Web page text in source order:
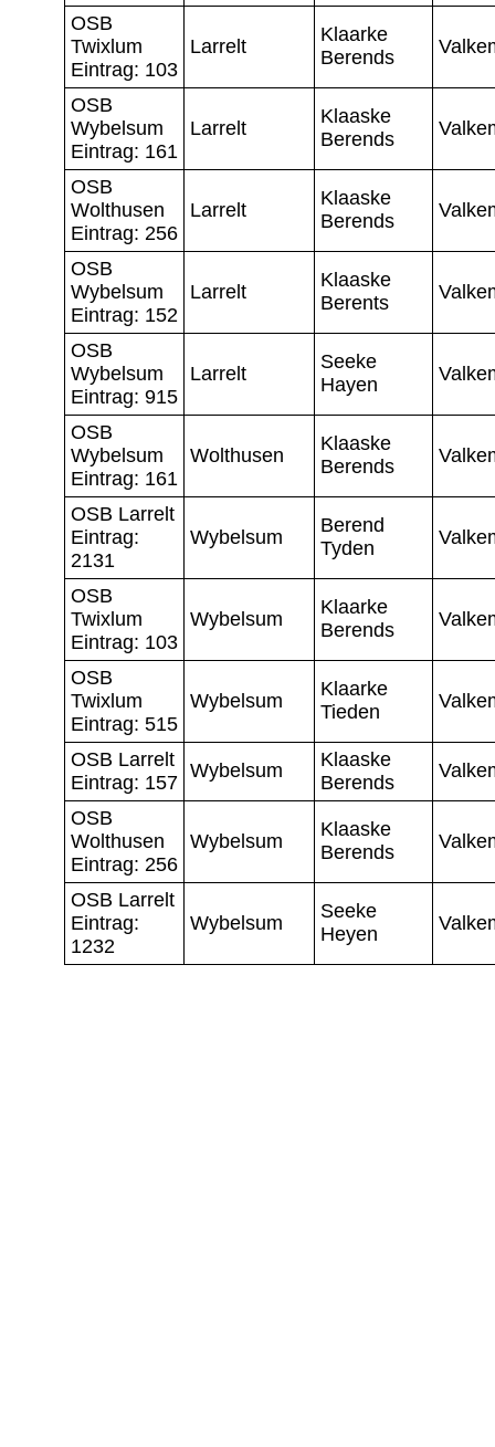
OSB
Twixlum
Eintrag: 103
Larrelt
Klaarke
Berends
OSB
Wybelsum
Eintrag: 161
Larrelt
Klaaske
Berends
OSB
Wolthusen
Eintrag: 256
Larrelt
Klaaske
Berends
OSB
Wybelsum
Eintrag: 152
Larrelt
Klaaske
Berents
OSB
Wybelsum
Eintrag: 915
Larrelt
Seeke
Hayen
OSB
Wybelsum
Eintrag: 161
Wolthusen
Klaaske
Berends
OSB Larrelt
Eintrag:
2131
Wybelsum
Berend
Tyden
OSB
Twixlum
Eintrag: 103
Wybelsum
Klaarke
Berends
OSB
Twixlum
Eintrag: 515
Wybelsum
Klaarke
Tieden
OSB Larrelt
Eintrag: 157
Wybelsum
Klaaske
Berends
OSB
Wolthusen
Eintrag: 256
Wybelsum
Klaaske
Berends
OSB Larrelt
Eintrag:
1232
Wybelsum
Seeke
Heyen